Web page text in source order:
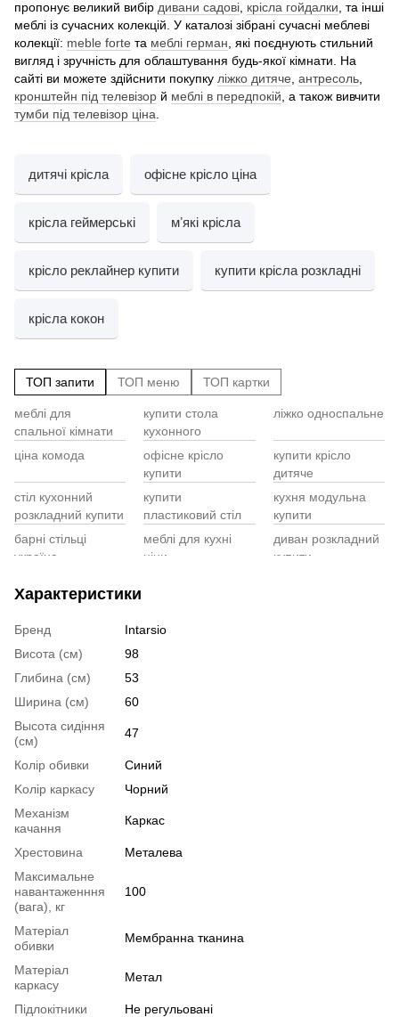
пропонує великий вибір дивани садові крісла гойдалки , та інші
меблі із сучасних колекцій. У каталозі зібрані сучасні меблеві
колекції: meble forte та меблі герман , які поєднують стильний
вигляд і зручність для облаштування будь-якої кімнати. На
сайті ви можете здійснити покупку ліжко дитяче антресоль
кронштейн під телевізор й меблі в передпокій , а також вивчити
тумби під телевізор ціна
дитячі крісла офісне крісло ціна
крісла геймерські мʼякі крісла
крісло реклайнер купити купити крісла розкладні
крісла кокон
ТОП запити ТОП меню ТОП картки
меблі для
спальної кімнати
купити стола
кухонного
ліжко односпальне
ціна комода
офісне крісло
купити
купити крісло
дитяче
стіл кухонний
розкладний купити
купити
пластиковий стіл
кухня модульна
купити
барні стільці
україна
меблі для кухні
ціни
диван розкладний
купити
столи
обертовий стілець
купити стола
столи пластикові
купити
меблі кухня
Характеристики
Бренд
Intarsio
Висота (см)
98
Глибина (см)
53
Ширина (см)
60
Высота сидіння
(см)
47
Колір обивки
Синий
Kолір каркасу
Чорний
Механізм
качання
Каркас
Хрестовина
Металева
Максимальне
навантаженння
(вага), кг
100
Матеріал
обивки
Мембранна тканина
Матеріал
каркасу
Метал
Підлокітники
Не регульовані